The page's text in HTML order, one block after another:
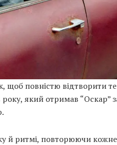
щоб повністю відтворити
року, який отримав “Оскар”
й ритмі, повторюючи кожне